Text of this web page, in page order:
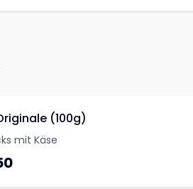
(100g)
mit Käse